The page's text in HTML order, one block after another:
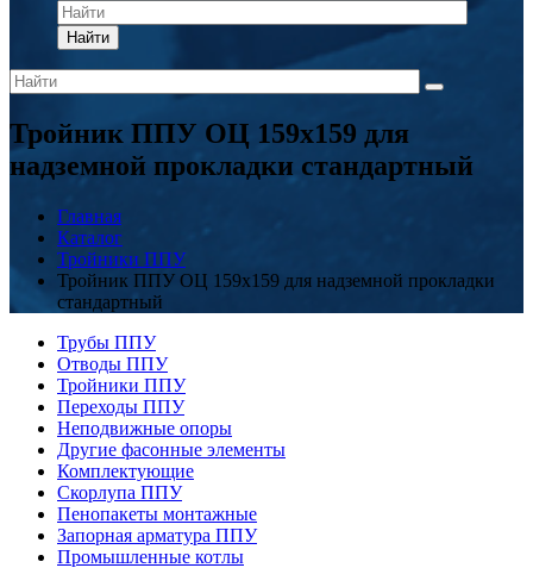
Найти
Тройник ППУ ОЦ 159x159 для
надземной прокладки стандартный
Главная
Каталог
Тройники ППУ
Тройник ППУ ОЦ 159x159 для надземной прокладки
стандартный
Трубы ППУ
Отводы ППУ
Тройники ППУ
Переходы ППУ
Неподвижные опоры
Другие фасонные элементы
Комплектующие
Скорлупа ППУ
Пенопакеты монтажные
Запорная арматура ППУ
Промышленные котлы